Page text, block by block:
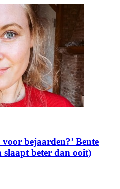
bejaarden?’ Bente
slaapt beter dan ooit)